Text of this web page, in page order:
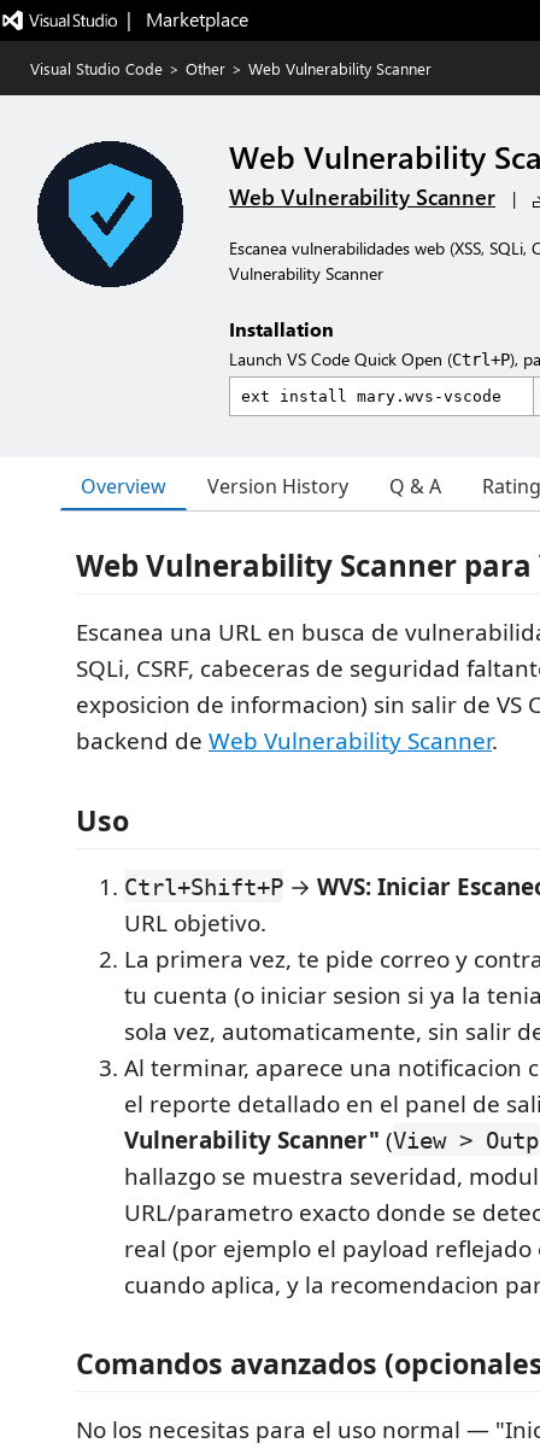
|   Marketplace
Visual Studio Code > Other > Web Vulnerability Scanner
Web Vulnerability
Web Vulnerability Scanner |
Escanea vulnerabilidades web (XSS, SQLi,
Vulnerability Scanner
Installation
Launch VS Code Quick Open (Ctrl+P),
Overview Version History Q & A
Web Vulnerability Scanner para
Escanea una URL en busca de
SQLi, CSRF, cabeceras de seguridad
exposicion de informacion) sin salir de VS
backend de Web Vulnerability Scanner.
Uso
Ctrl+Shift+P → WVS: Iniciar
URL objetivo.
La primera vez, te pide correo y
tu cuenta (o iniciar sesion si ya la
sola vez, automaticamente, sin salir
Al terminar, aparece una notificacion
el reporte detallado en el panel de
Vulnerability Scanner" (View >
hallazgo se muestra severidad,
URL/parametro exacto donde se
real (por ejemplo el payload reflejado
cuando aplica, y la recomendacion
Comandos avanzados
No los necesitas para el uso normal —